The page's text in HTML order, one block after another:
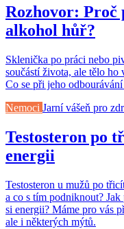
Rozhovor: Proč
alkohol hůř?
Sklenička po práci nebo
součástí života, ale tělo
Co se při jeho
Nemoci Jarní vášeň pro
Testosteron po
energii
Testosteron u mužů po
a co s tím podniknout?
si energii? Máme pro vás
ale i některých mýtů.